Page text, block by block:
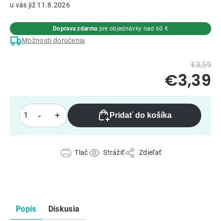
Pridať do košíka
Tlač Strážiť Zdieľať
11.8.2026
Možnosti doručenia
Doprava zdarma pre objednávky nad 60 €
€3,59
€3,39
Popis Diskusia